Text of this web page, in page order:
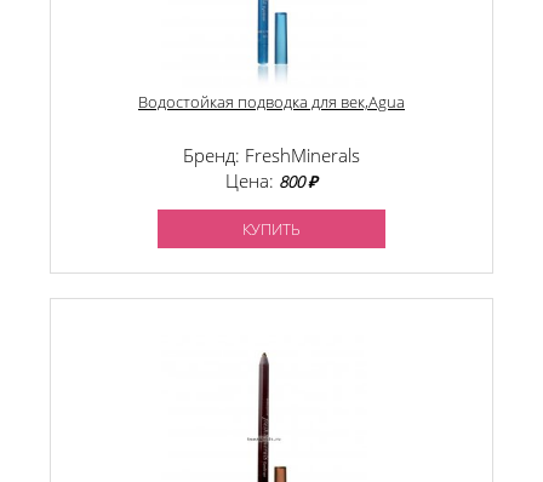
Водостойкая подводка для век,Agua
Бренд: FreshMinerals
Цена: 800 ₽
КУПИТЬ